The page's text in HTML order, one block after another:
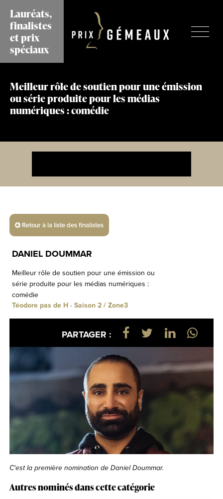
contenu
principal
Lauréats,
finalistes
et prix
spéciaux
Meilleur rôle de soutien pour une émission
ou série produite pour les médias
numériques : comédie
Retour à la liste des finalistes
DANIEL DOUMMAR
Meilleur rôle de soutien pour une émission ou
série produite pour les médias numériques :
comédie
Téodore pas de H - Saison 2 / Zone3
PARTAGER :
C'est la première nomination de Daniel Doummar.
Autres nominés dans cette catégorie